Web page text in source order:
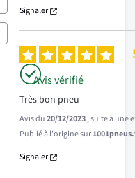
Signaler
Avis vérifié
Très bon pneu
Avis du20/12/2023, suite à une
Publié à l'origine sur
Signaler